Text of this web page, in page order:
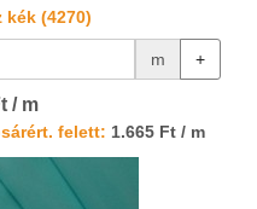
(4270)
m +
/ m
felett: 1.665 Ft / m